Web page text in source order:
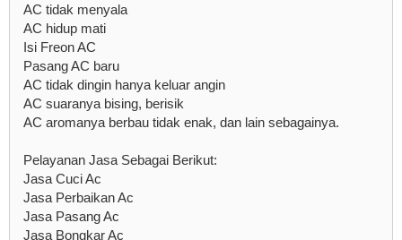
AC tidak menyala
AC hidup mati
Isi Freon AC
Pasang AC baru
AC tidak dingin hanya keluar angin
AC suaranya bising, berisik
AC aromanya berbau tidak enak, dan lain sebagainya.
Pelayanan Jasa Sebagai Berikut:
Jasa Cuci Ac
Jasa Perbaikan Ac
Jasa Pasang Ac
Jasa Bongkar Ac